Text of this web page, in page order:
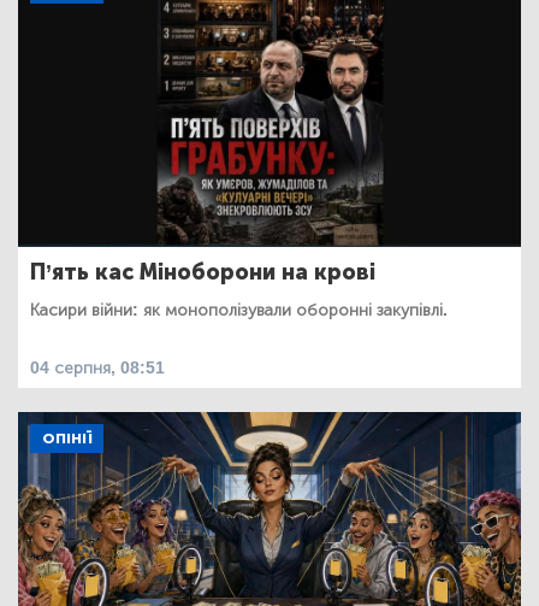
П’ять кас Міноборони на крові
Касири війни: як монополізували оборонні закупівлі.
04 серпня, 08:51
ОПІНІЇ